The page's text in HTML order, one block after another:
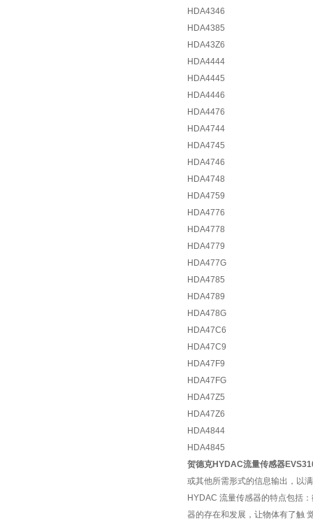
HDA4346
HDA4385
HDA43Z6
HDA4444
HDA4445
HDA4446
HDA4476
HDA4744
HDA4745
HDA4746
HDA4748
HDA4759
HDA4776
HDA4778
HDA4779
HDA477G
HDA4785
HDA4789
HDA478G
HDA47C6
HDA47C9
HDA47F9
HDA47FG
HDA47Z5
HDA47Z6
HDA4844
HDA4845
贺德克HYDAC流量传感器
或其他所需形式的信息输出，以
HYDAC 流量传感器的特点包括
器的存在和发展，让物体有了触